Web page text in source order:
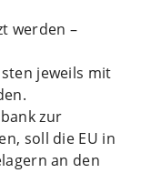
werden –
jeweils mit
zur
soll die EU in
an den